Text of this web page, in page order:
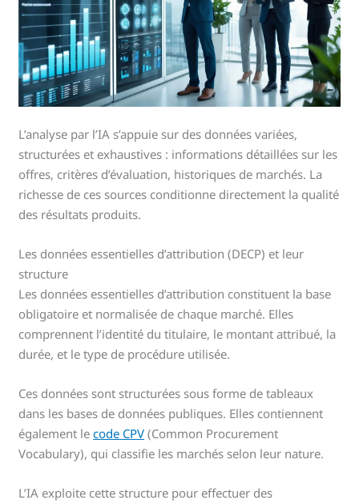
L’analyse par l’IA s’appuie sur des données variées,
structurées et exhaustives : informations détaillées sur les
offres, critères d’évaluation, historiques de marchés. La
richesse de ces sources conditionne directement la qualité
des résultats produits.
Les données essentielles d’attribution (DECP) et leur
structure
Les données essentielles d’attribution constituent la base
obligatoire et normalisée de chaque marché. Elles
comprennent l’identité du titulaire, le montant attribué, la
durée, et le type de procédure utilisée.
Ces données sont structurées sous forme de tableaux
dans les bases de données publiques. Elles contiennent
également lecode CPV (Common Procurement
Vocabulary), qui classifie les marchés selon leur nature.
L’IA exploite cette structure pour effectuer des